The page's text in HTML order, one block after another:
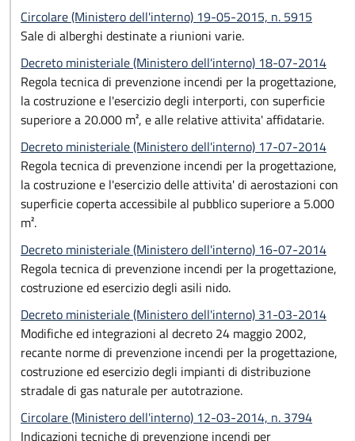
Circolare (Ministero dell'interno) 19-05-2015, n. 5915
Sale di alberghi destinate a riunioni varie.
Decreto ministeriale (Ministero dell'interno) 18-07-2014
Regola tecnica di prevenzione incendi per la progettazione,
la costruzione e l'esercizio degli interporti, con superficie
superiore a 20.000 m², e alle relative attivita' affidatarie.
Decreto ministeriale (Ministero dell'interno) 17-07-2014
Regola tecnica di prevenzione incendi per la progettazione,
la costruzione e l'esercizio delle attivita' di aerostazioni con
superficie coperta accessibile al pubblico superiore a 5.000
m².
Decreto ministeriale (Ministero dell'interno) 16-07-2014
Regola tecnica di prevenzione incendi per la progettazione,
costruzione ed esercizio degli asili nido.
Decreto ministeriale (Ministero dell'interno) 31-03-2014
Modifiche ed integrazioni al decreto 24 maggio 2002,
recante norme di prevenzione incendi per la progettazione,
costruzione ed esercizio degli impianti di distribuzione
stradale di gas naturale per autotrazione.
Circolare (Ministero dell'interno) 12-03-2014, n. 3794
Indicazioni tecniche di prevenzione incendi per